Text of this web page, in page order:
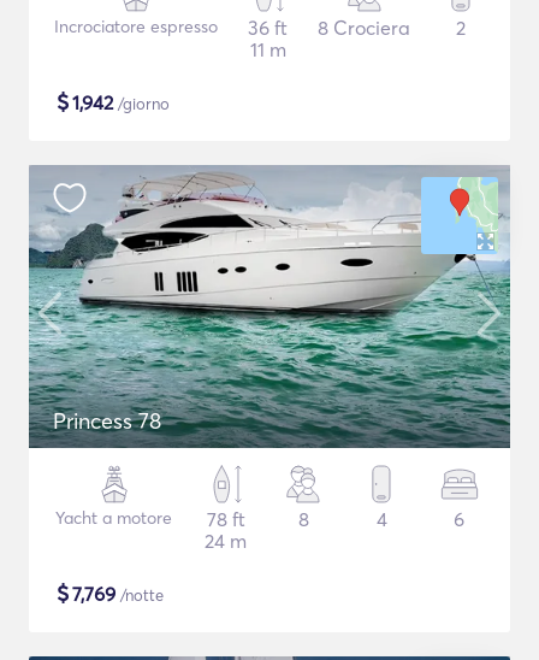
Incrociatore espresso
36 ft
11 m
8 Crociera 2
$1,942/giorno
Princess 78
Yacht a motore
78 ft
24 m
8 4 6
$7,769 /notte